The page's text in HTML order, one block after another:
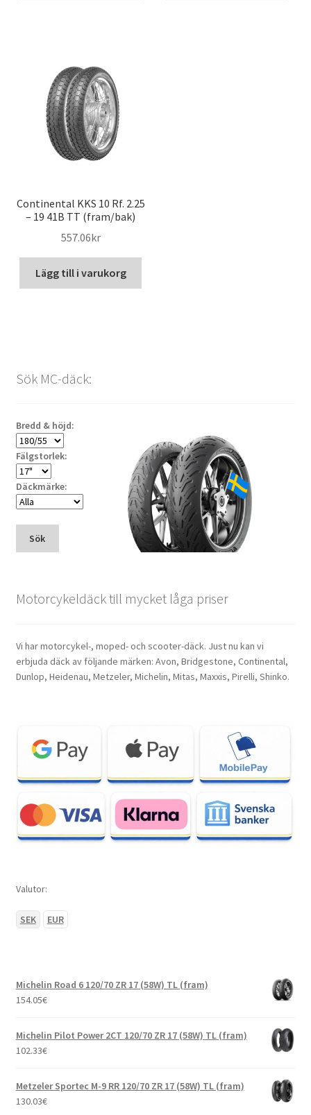
Continental KKS 10 Rf. 2.25
– 19 41B TT (fram/bak)
557.06kr
Lägg till i varukorg
Sök MC-däck:
Bredd & höjd:
Fälgstorlek:
Däckmärke:
Sök
Motorcykeldäck till mycket låga priser
Vi har motorcykel-, moped- och scooter-däck. Just nu kan vi
erbjuda däck av följande märken: Avon, Bridgestone, Continental,
Dunlop, Heidenau, Metzeler, Michelin, Mitas, Maxxis, Pirelli, Shinko.
Valutor:
SEK EUR
Michelin Road 6 120/70 ZR 17 (58W) TL (fram)
154.05€
Michelin Pilot Power 2CT 120/70 ZR 17 (58W) TL (fram)
102.33€
Metzeler Sportec M-9 RR 120/70 ZR 17 (58W) TL (fram)
130.03€